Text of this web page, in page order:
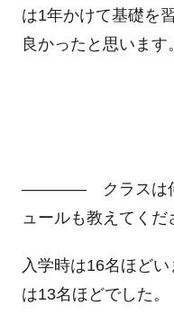
は1年かけて基礎を
良かったと思います。
―――― クラスは何
ュールも教えてくだ
入学時は16名ほど
は13名ほどでした。